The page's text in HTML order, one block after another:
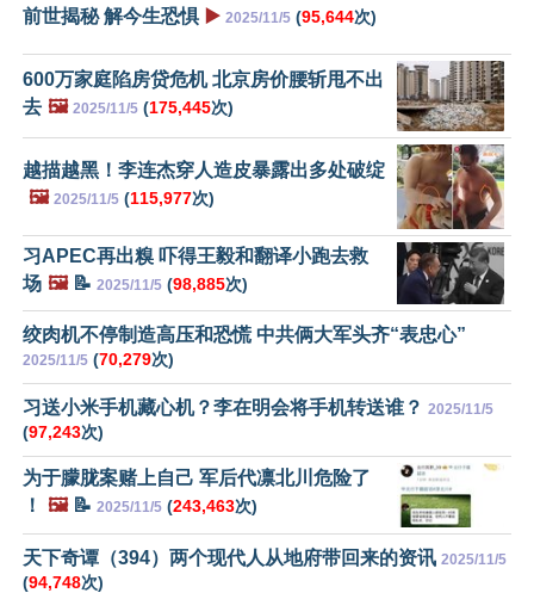
前世揭秘 解今生恐惧 ▶️ 2025/11/5 (95,644次)
600万家庭陷房贷危机 北京房价腰斩甩不出
去 🖼️ 2025/11/5 (175,445次)
越描越黑！李连杰穿人造皮暴露出多处破绽
🖼️ 2025/11/5 (115,977次)
习APEC再出糗 吓得王毅和翻译小跑去救
场 🖼️📝 2025/11/5 (98,885次)
绞肉机不停制造高压和恐慌 中共俩大军头齐“表忠心”
2025/11/5 (70,279次)
习送小米手机藏心机？李在明会将手机转送谁？ 2025/11/5
(97,243次)
为于朦胧案赌上自己 军后代凛北川危险了
！
🖼️📝 2025/11/5 (243,463次)
天下奇谭（394）两个现代人从地府带回来的资讯 2025/11/5
(94,748次)